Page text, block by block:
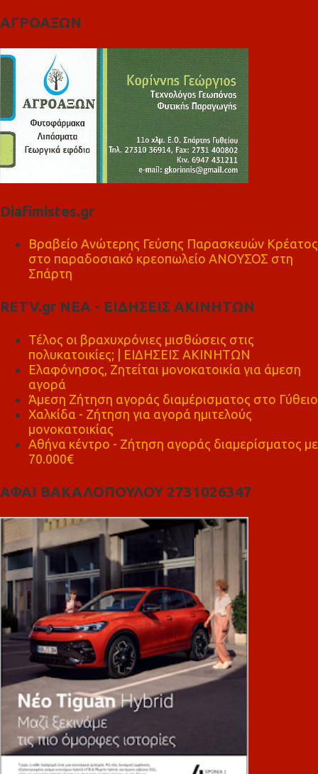
ΑΓΡΟΑΞΩΝ
Diafimistes.gr
Βραβείο Ανώτερης Γεύσης Παρασκευών Κρέατος
στο παραδοσιακό κρεοπωλείο ΑΝΟΥΣΟΣ στη
Σπάρτη
RETV.gr ΝΕΑ - ΕΙΔΗΣΕΙΣ ΑΚΙΝΗΤΩΝ
Τέλος οι βραχυχρόνιες μισθώσεις στις
πολυκατοικίες; | ΕΙΔΗΣΕΙΣ ΑΚΙΝΗΤΩΝ
Ελαφόνησος, Ζητείται μονοκατοικία για άμεση
αγορά
Άμεση Ζήτηση αγοράς διαμέρισματος στο Γύθειο
Χαλκίδα - Ζήτηση για αγορά ημιτελούς
μονοκατοικίας
Αθήνα κέντρο - Ζήτηση αγοράς διαμερίσματος με
70.000€
ΑΦΑΙ ΒΑΚΑΛΟΠΟΥΛΟΥ 2731026347